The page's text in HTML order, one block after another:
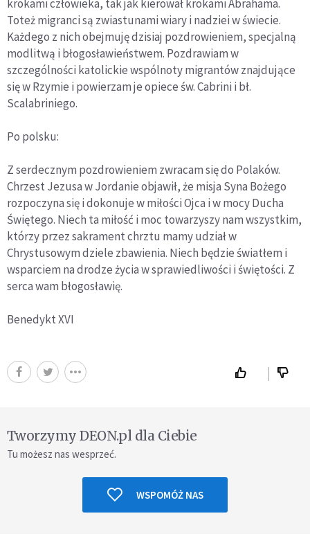
krokami człowieka, tak jak kierował krokami Abrahama.
Toteż migranci są zwiastunami wiary i nadziei w świecie.
Każdego z nich obejmuję dzisiaj pozdrowieniem, specjalną
modlitwą i błogosławieństwem. Pozdrawiam w
szczególności katolickie wspólnoty migrantów znajdujące
się w Rzymie i powierzam je opiece św. Cabrini i bł.
Scalabriniego.
Po polsku:
Z serdecznym pozdrowieniem zwracam się do Polaków.
Chrzest Jezusa w Jordanie objawił, że misja Syna Bożego
rozpoczyna się i dokonuje w miłości Ojca i w mocy Ducha
Świętego. Niech ta miłość i moc towarzyszy nam wszystkim,
którzy przez sakrament chrztu mamy udział w
Chrystusowym dziele zbawienia. Niech będzie światłem i
wsparciem na drodze życia w sprawiedliwości i świętości. Z
serca wam błogosławię.
Benedykt XVI
Tworzymy DEON.pl dla Ciebie
Tu możesz nas wesprzeć.
WSPOMÓŻ NAS